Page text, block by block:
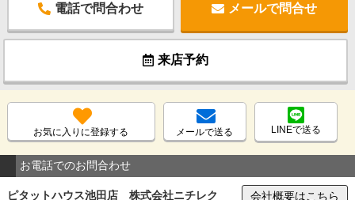
電話で問合わせ メールで問合せ
来店予約
お気に入りに登録する メールで送る LINEで送る
お電話でのお問合わせ
ピタットハウス池田店 株式会社ニチレク 会社概要はこちら